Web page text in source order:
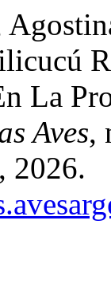
La
Aves,
2026.